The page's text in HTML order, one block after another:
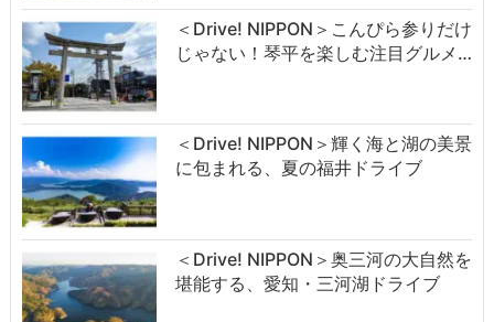
＜Drive! NIPPON＞こんぴら参りだけ
じゃない！琴平を楽しむ注目グルメ…
＜Drive! NIPPON＞輝く海と湖の美景
に包まれる、夏の福井ドライブ
＜Drive! NIPPON＞奥三河の大自然を
堪能する、愛知・三河湖ドライブ